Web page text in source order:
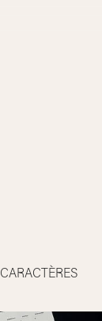
CARACTÈRES